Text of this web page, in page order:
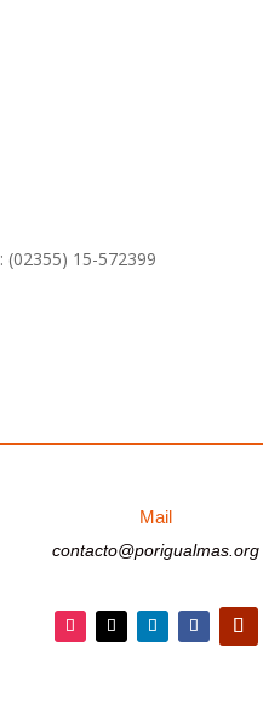
15-572399
Mail
contacto@porigualmas.org
Seguir